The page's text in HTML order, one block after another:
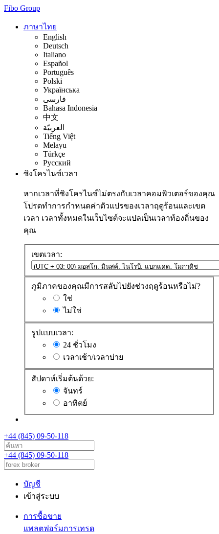
Fibo Group
ภาษาไทย
English
Deutsch
Italiano
Español
Português
Polski
Українська
فارسی
Bahasa Indonesia
中文
العربيّة
Tiếng Việt
Melayu
Türkçe
Русский
ซิงโครไนซ์เวลา
หากเวลาที่ซิงโครไนซ์ไม่ตรงกับเวลาคอมพิวเตอร์ของคุณ
โปรดทำการกำหนดค่าตัวแปรของเวลาฤดูร้อนและเขต
เวลา เวลาทั้งหมดในเว็บไซต์จะแปลเป็นเวลาท้องถิ่นของ
คุณ
เขตเวลา:
ภูมิภาคของคุณมีการสลับไปยังช่วงฤดูร้อนหรือไม่?
ใช่
ไม่ใช่
รูปแบบเวลา:
24 ชั่วโมง
เวลาเช้า/เวลาบ่าย
สัปดาห์เริ่มต้นด้วย:
จันทร์
อาทิตย์
+44 (845) 09-50-118
+44 (845) 09-50-118
บัญชี
เข้าสู่ระบบ
การซื้อขาย
แพลตฟอร์มการเทรด